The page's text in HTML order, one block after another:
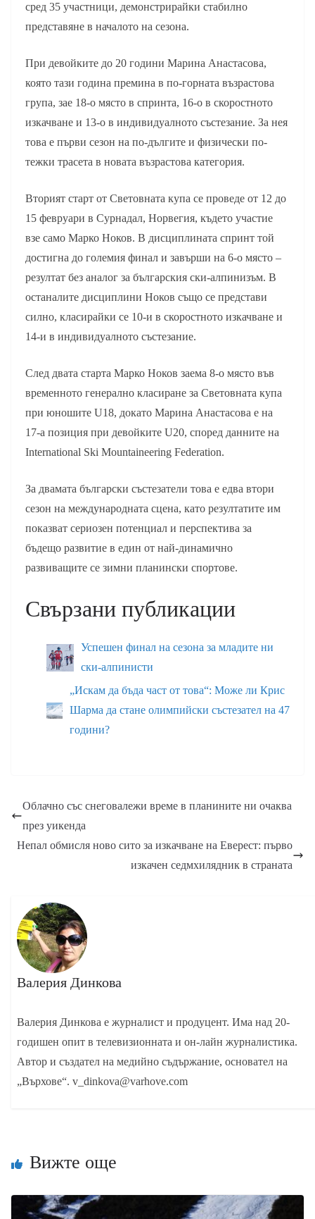
сред 35 участници, демонстрирайки стабилно
представяне в началото на сезона.
При девойките до 20 години Марина Анастасова,
която тази година премина в по-горната възрастова
група, зае 18-о място в спринта, 16-о в скоростното
изкачване и 13-о в индивидуалното състезание. За нея
това е първи сезон на по-дългите и физически по-
тежки трасета в новата възрастова категория.
Вторият старт от Световната купа се проведе от 12 до
15 февруари в Сурнадал, Норвегия, където участие
взе само Марко Ноков. В дисциплината спринт той
достигна до големия финал и завърши на 6-о място –
резултат без аналог за българския ски-алпинизъм. В
останалите дисциплини Ноков също се представи
силно, класирайки се 10-и в скоростното изкачване и
14-и в индивидуалното състезание.
След двата старта Марко Ноков заема 8-о място във
временното генерално класиране за Световната купа
при юношите U18, докато Марина Анастасова е на
17-а позиция при девойките U20, според данните на
International Ski Mountaineering Federation.
За двамата български състезатели това е едва втори
сезон на международната сцена, като резултатите им
показват сериозен потенциал и перспектива за
бъдещо развитие в един от най-динамично
развиващите се зимни планински спортове.
Свързани публикации
Успешен финал на сезона за младите ни
ски-алпинисти
„Искам да бъда част от това“: Може ли Крис
Шарма да стане олимпийски състезател на 47
години?
Облачно със снеговалежи време в планините ни очаква
през уикенда
Непал обмисля ново сито за изкачване на Еверест: първо
изкачен седмхилядник в страната
Валерия Динкова
Валерия Динкова е журналист и продуцент. Има над 20-
годишен опит в телевизионната и он-лайн журналистика.
Автор и създател на медийно съдържание, основател на
„Върхове“. v_dinkova@varhove.com
Вижте още